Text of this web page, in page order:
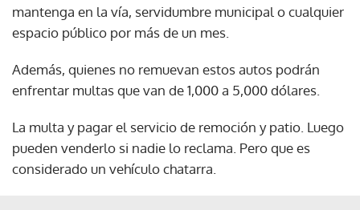
mantenga en la vía, servidumbre municipal o cualquier
espacio público por más de un mes.
Además, quienes no remuevan estos autos podrán
enfrentar multas que van de 1,000 a 5,000 dólares.
La multa y pagar el servicio de remoción y patio. Luego
pueden venderlo si nadie lo reclama. Pero que es
considerado un vehículo chatarra.